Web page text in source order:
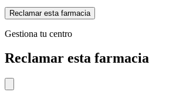
Reclamar esta farmacia
Gestiona tu centro
Reclamar esta farmacia